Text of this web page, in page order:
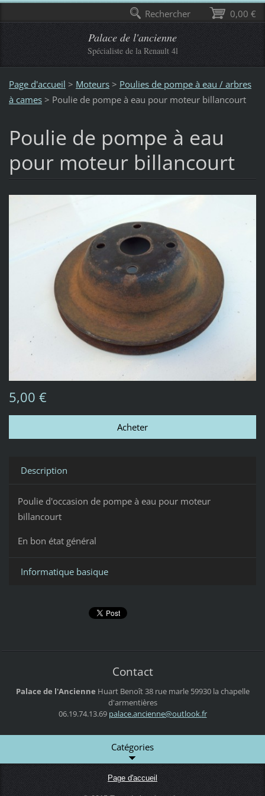
Palace de l'ancienne
Spécialiste de la Renault 4l
Page d'accueil > Moteurs > Poulies de pompe à eau / arbres
à cames > Poulie de pompe à eau pour moteur billancourt
Poulie de pompe à eau
pour moteur billancourt
5,00 €
Description
Poulie d'occasion de pompe à eau pour moteur
billancourt
En bon état général
Informatique basique
Contact
Palace de l'Ancienne Huart Benoît38 rue marle59930 la chapelle
d'armentières
06.19.74.13.69 palace.ancienne@outlook.fr
Catégories
Page d'accueil
0,00 €
Rechercher